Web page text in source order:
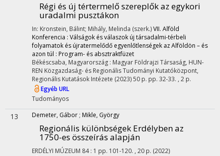
Régi és új tértermelő szereplők az egykori
uradalmi pusztákon
In: Kronstein, Bálint; Mihály, Melinda (szerk.)VII. Alföld
Konferencia : Válságok és válaszok új társadalmi-térbeli
folyamatok és újratermelődő egyenlőtlenségek az Alföldön – és
azon túl : Program- és absztraktfüzet
Békéscsaba, Magyarország : Magyar Földrajzi Társaság, HUN-
REN Közgazdaság- és Regionális Tudományi Kutatóközpont,
Regionális Kutatások Intézete (2023)50 p. pp. 32-33. , 2 p.
Egyéb URL
Tudományos
13 Demeter, Gábor ; Mikle, György
Regionális különbségek Erdélyben az
1750-es összeírás alapján
ERDÉLYI MÚZEUM 84: 1 pp. 101-120. , 20 p. (2022)